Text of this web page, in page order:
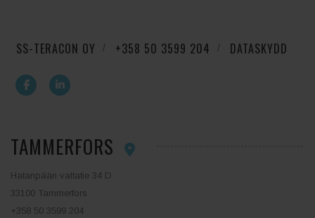
SS-TERACON OY +358 50 3599 204 DATASKYDD
TAMMERFORS
Hatanpään valtatie 34 D
33100 Tammerfors
+358 50 3599 204